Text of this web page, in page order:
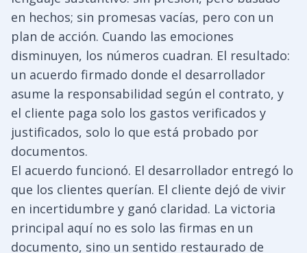
en hechos; sin promesas vacías, pero con un
plan de acción. Cuando las emociones
disminuyen, los números cuadran. El resultado:
un acuerdo firmado donde el desarrollador
asume la responsabilidad según el contrato, y
el cliente paga solo los gastos verificados y
justificados, solo lo que está probado por
documentos.
El acuerdo funcionó. El desarrollador entregó lo
que los clientes querían. El cliente dejó de vivir
en incertidumbre y ganó claridad. La victoria
principal aquí no es solo las firmas en un
documento, sino un sentido restaurado de